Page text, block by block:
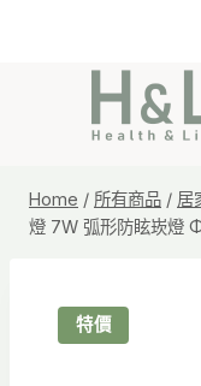
Home / 所有商品 / 居
燈 7W 弧形防眩崁燈
特價